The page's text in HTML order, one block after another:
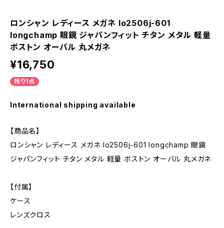
ロンシャン レディース メガネ lo2506j-601
longchamp 眼鏡 ジャパンフィット チタン メタル 軽量
ボストン オーバル 丸メガネ
¥16,750
残り1点
International shipping available
【商品名】
ロンシャン レディース メガネ lo2506j-601 longchamp 眼鏡
ジャパンフィット チタン メタル 軽量 ボストン オーバル 丸メガネ
【付属】
ケース
レンズクロス